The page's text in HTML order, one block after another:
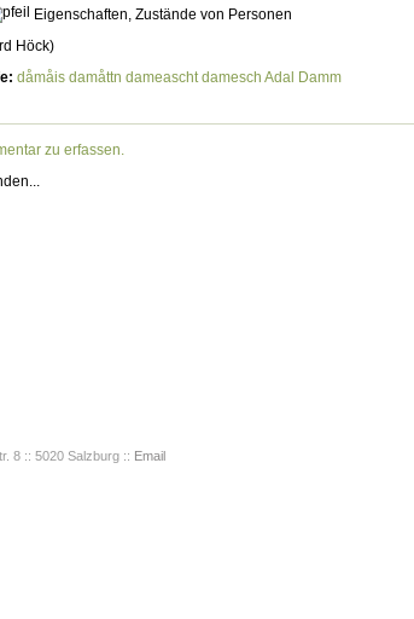
Eigenschaften, Zustände von Personen
Höck)
dåmåis damåttn dameascht damesch Adal Damm
zu erfassen.
8 :: 5020 Salzburg :: Email